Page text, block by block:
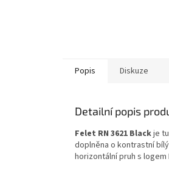
Popis Diskuze
Detailní popis
Felet RN 3621 Blackje
doplněna o kontrastní
horizontální pruh s